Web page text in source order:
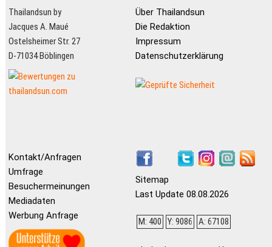
Thailandsun by
Jacques A. Maué
Ostelsheimer Str. 27
D-71034 Böblingen
Über Thailandsun
Die Redaktion
Impressum
Datenschutzerklärung
Kontakt/Anfragen
Umfrage
Besuchermeinungen
Mediadaten
Werbung Anfrage
Sitemap
Last Update 08.08.2026
M: 400 Y: 9086 A: 67108